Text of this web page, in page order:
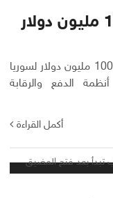
البنك الدولي يمنح سوريا 100 مليون دولار
وافق البنك الدولي على تقديم منحة بقيمة 100 مليون دولار لسوريا
الدفع والرقابة
أكمل القراءة